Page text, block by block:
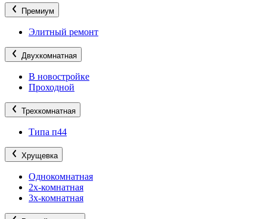
Премиум
Элитный ремонт
Двухкомнатная
В новостройке
Проходной
Трехкомнатная
Типа п44
Хрущевка
Однокомнатная
2х-комнатная
3х-комнатная